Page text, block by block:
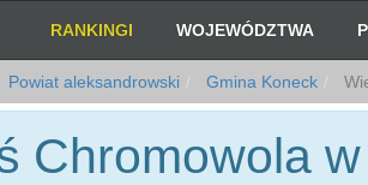
RANKINGI WOJEWÓDZTWA
Powiat aleksandrowski Gmina Koneck
Chromowola